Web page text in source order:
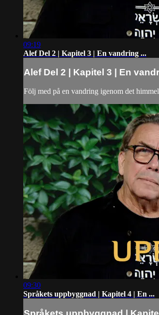
09:19
Alef Del 2 | Kapitel 3 | En vandring ...
Alef Del 2 | Kapitel 3 | En
Följ med på en vandring igenom det
09:30
Språkets uppbyggnad | Kapitel 4 | En ...